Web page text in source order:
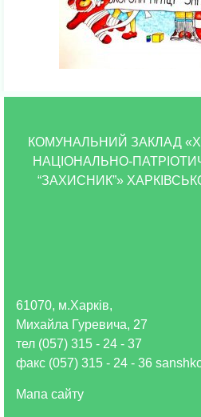
КОМУНАЛЬНИЙ ЗАКЛАД
НАЦІОНАЛЬНО-
“ЗАХИСНИК”»
61070, м.Харків,
Михайла Гуревича, 27
тел (057) 315 - 24 - 37
факс (057) 315 - 24 - 36
Мапа сайту